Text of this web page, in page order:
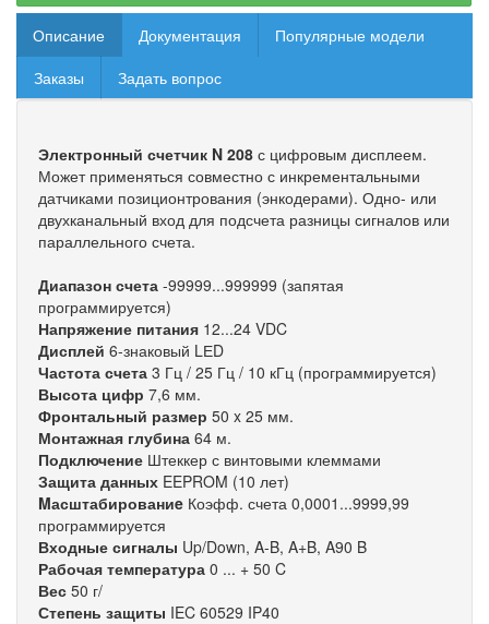
Описание Документация
Популярные модели
Заказы
Задать вопрос
Электронный счетчик N 208 с цифровым дисплеем.
Может применяться совместно с инкрементальными
датчиками позиционтрования (энкодерами). Одно- или
двухканальный вход для подсчета разницы сигналов или
параллельного счета.
Диапазон счета -99999...999999 (запятая
программируется)
Напряжение питания 12...24 VDC
Дисплей 6-знаковый LЕD
Частота счета 3 Гц / 25 Гц / 10 кГц (программируется)
Высота цифр 7,6 мм.
Фронтальный размер 50 x 25 мм.
Монтажная глубина 64 м.
Подключение Штеккер с винтовыми клеммами
Защита данных EEPROM (10 лет)
Mасштабированиe Коэфф. счета 0,0001...9999,99
программируется
Входные сигналы Up/Down, A-B, A+B, A90 B
Рабочая температура 0 ... + 50 C
Вес 50 г/
Степень защиты IEC 60529 IP40